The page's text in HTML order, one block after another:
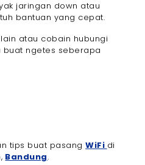
jaringan down atau
bantuan yang cepat.
atau cobain hubungi
ngetes seberapa
tips buat pasangWiFi di
Bandung.